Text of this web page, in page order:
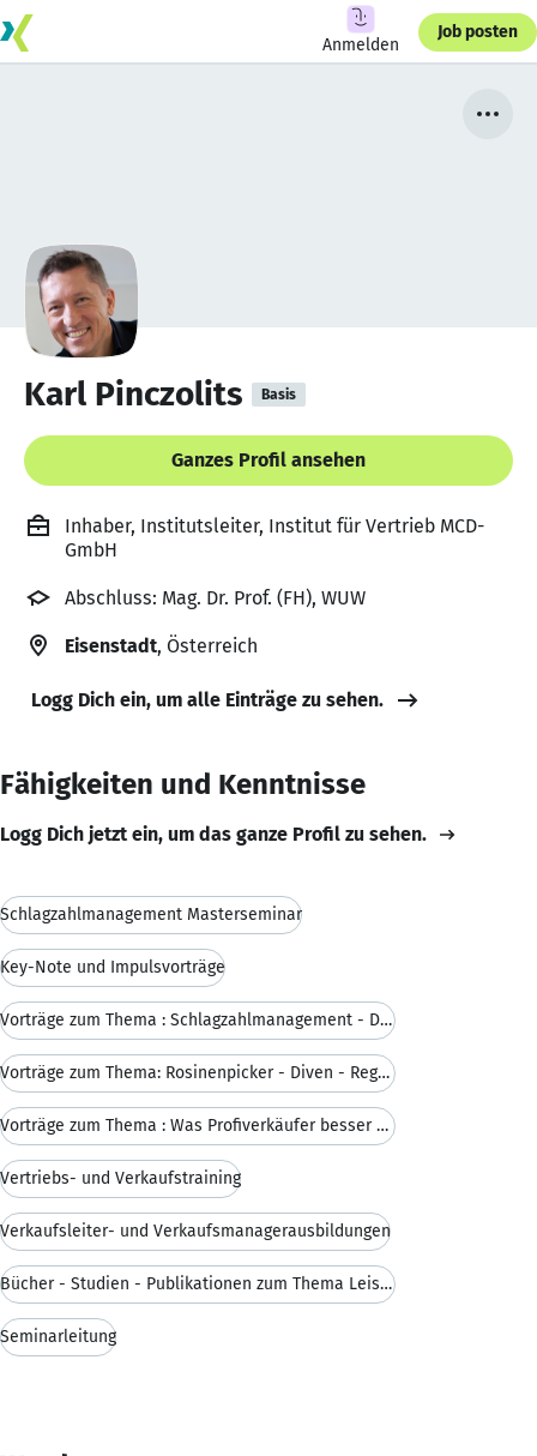
Anmelden
Job posten
Karl Pinczolits Basis
Ganzes Profil ansehen
Inhaber, Institutsleiter, Institut für Vertrieb MCD-
GmbH
Abschluss: Mag. Dr. Prof. (FH), WUW
Eisenstadt, Österreich
Logg Dich ein, um alle Einträge zu sehen.
Fähigkeiten und Kenntnisse
Logg Dich jetzt ein, um das ganze Profil zu sehen.
Schlagzahlmanagement Masterseminar
Key-Note und Impulsvorträge
Vorträge zum Thema : Schlagzahlmanagement - Die Ak
Vorträge zum Thema: Rosinenpicker - Diven - Regenm
Vorträge zum Thema : Was Profiverkäufer besser mac
Vertriebs- und Verkaufstraining
Verkaufsleiter- und Verkaufsmanagerausbildungen
Bücher - Studien - Publikationen zum Thema Leistun
Seminarleitung